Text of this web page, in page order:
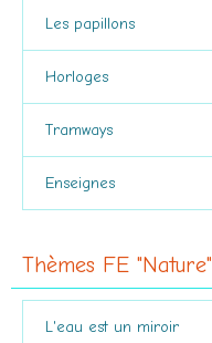
Les papillons
Horloges
Tramways
Enseignes
Thèmes FE "Nature"
L'eau est un miroir